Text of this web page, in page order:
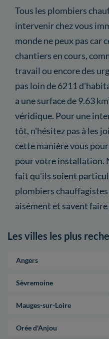
Tous les plombiers
intervenir chez vous
monde ne peux pas car
chantiers en cours,
travail ou encore des
pas loin de 6211
a une surface de 9.63
véridique. Pour une
tôt, n'hésitez pas à les
cette manière vous
pour votre installation.
fait qu'ils soient
plombiers
aisément et savent
Les villes les plus
Angers
Sèvremoine
Mauges-sur-Loire
Orée d'Anjou